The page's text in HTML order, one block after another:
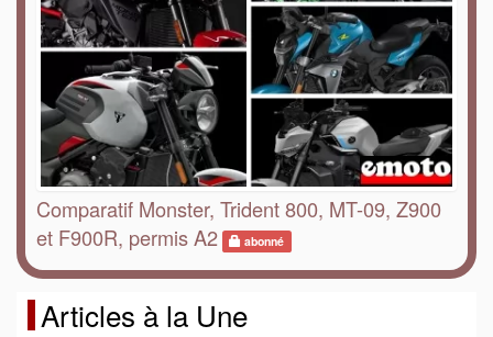
Comparatif Monster, Trident 800, MT-09, Z900
et F900R, permis A2
abonné
Articles à la Une